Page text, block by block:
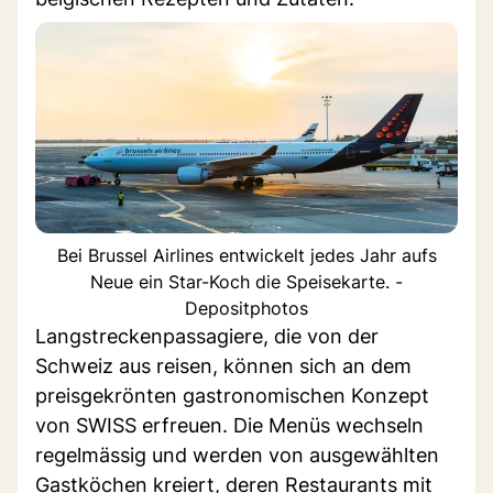
Bei Brussel Airlines entwickelt jedes Jahr aufs
Neue ein Star-Koch die Speisekarte. -
Depositphotos
Langstreckenpassagiere, die von der
Schweiz aus reisen, können sich an dem
preisgekrönten gastronomischen Konzept
von SWISS erfreuen. Die Menüs wechseln
regelmässig und werden von ausgewählten
Gastköchen kreiert, deren Restaurants mit